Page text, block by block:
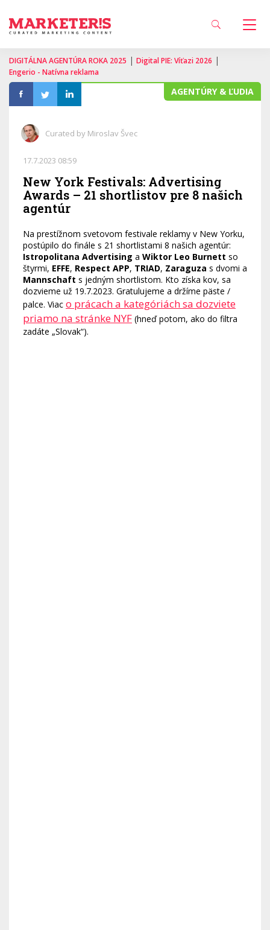
DIGITÁLNA AGENTÚRA ROKA 2025 | Digital PIE: Víťazi 2026 |
Engerio - Natívna reklama
AGENTÚRY & ĽUDIA
Curated by Miroslav Švec
17.7.2023 08:59
New York Festivals: Advertising
Awards – 21 shortlistov pre 8 našich
agentúr
Na prestížnom svetovom festivale reklamy v New Yorku,
postúpilo do finále s 21 shortlistami 8 našich agentúr:
Istropolitana Advertising a Wiktor Leo Burnett so
štyrmi, EFFE, Respect APP, TRIAD, Zaraguza s dvomi a
Mannschaft s jedným shortlistom. Kto získa kov, sa
dozvieme už 19.7.2023. Gratulujeme a držíme päste /
palce. Viac o prácach a kategóriách sa dozviete
priamo na stránke NYF (hneď potom, ako do filtra
zadáte „Slovak“).